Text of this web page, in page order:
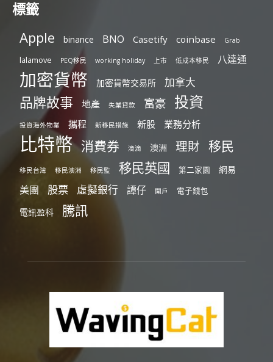
標籤
Apple binance BNO Casetify coinbase Grab
lalamove PEQ移民 working holiday 上市 低成本移民 八達通
加密貨幣 加密貨幣交易所 加拿大
品牌故事 地產 失業貸款 富豪 投資
投資海外物業 攜程 新移民措施 新股 業務分析
比特幣 消費券 滴滴 澳洲 理財 移民
移民台灣 移民澳洲 移民監 移民英國 第二家園 網易
美團 股票 虛擬銀行 譚仔 開戶 電子錢包
電訊盈科 騰訊